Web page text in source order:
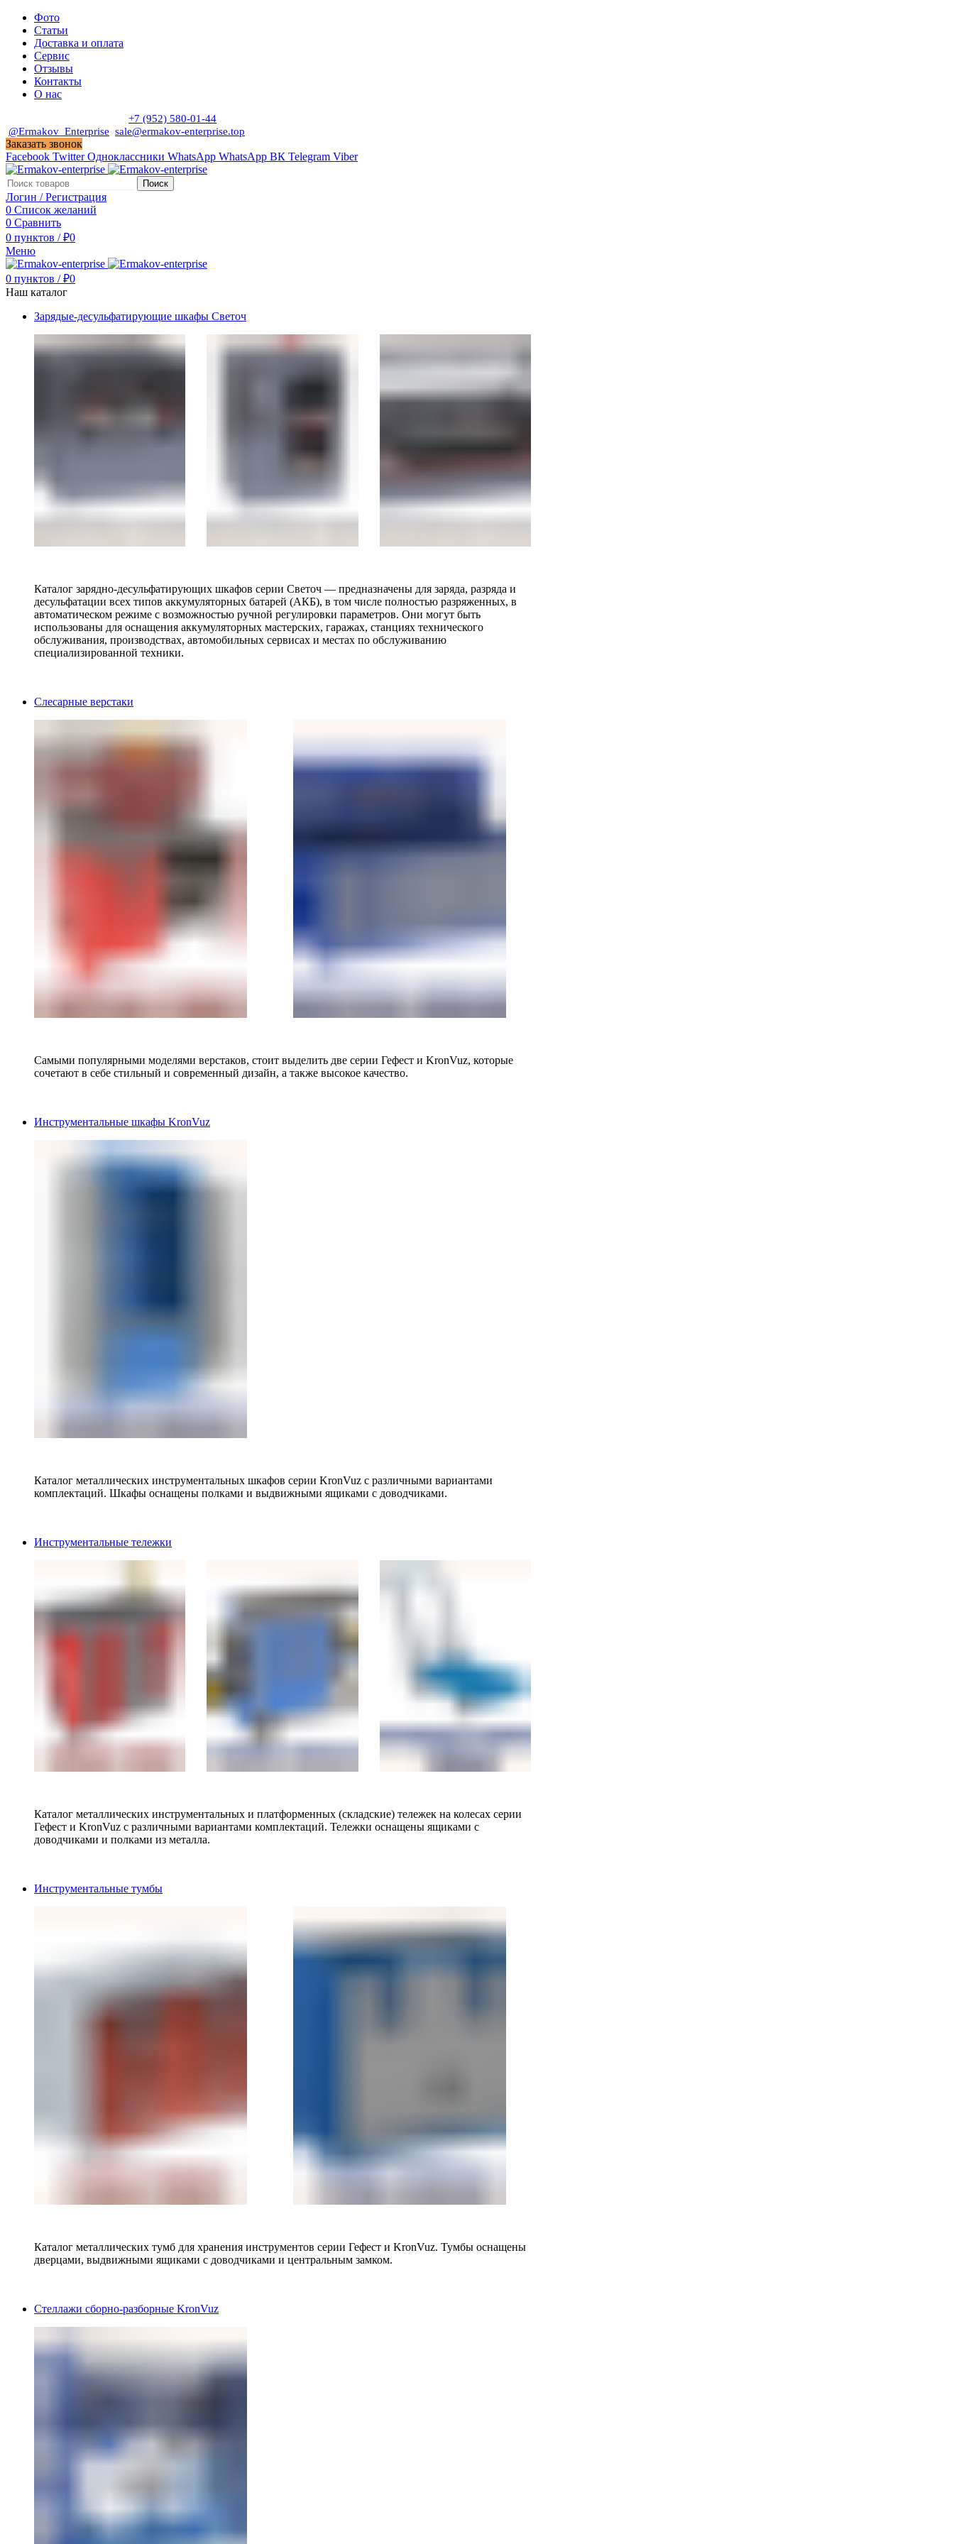
Фото
Статьи
Доставка и оплата
Сервис
Отзывы
Контакты
О нас
+7 (952) 580-01-44
@Ermakov_Enterprise sale@ermakov-enterprise.top
Заказать звонок
Facebook Twitter Одноклассники WhatsApp WhatsApp ВК Telegram Viber
Поиск
Логин / Регистрация
0 Список желаний
0 Сравнить
0 пунктов / ₽0
Меню
0 пунктов / ₽0
Наш каталог
Зарядые-десульфатирующие шкафы Светоч
Каталог зарядно-десульфатирующих шкафов серии Светоч — предназначены для заряда, разряда и
десульфатации всех типов аккумуляторных батарей (АКБ), в том числе полностью разряженных, в
автоматическом режиме с возможностью ручной регулировки параметров. Они могут быть
использованы для оснащения аккумуляторных мастерских, гаражах, станциях технического
обслуживания, производствах, автомобильных сервисах и местах по обслуживанию
специализированной техники.
Слесарные верстаки
Самыми популярными моделями верстаков, стоит выделить две серии Гефест и KronVuz, которые
сочетают в себе стильный и современный дизайн, а также высокое качество.
Инструментальные шкафы KronVuz
Каталог металлических инструментальных шкафов серии KronVuz с различными вариантами
комплектаций. Шкафы оснащены полками и выдвижными ящиками с доводчиками.
Инструментальные тележки
Каталог металлических инструментальных и платформенных (складские) тележек на колесах серии
Гефест и KronVuz с различными вариантами комплектаций. Тележки оснащены ящиками с
доводчиками и полками из металла.
Инструментальные тумбы
Каталог металлических тумб для хранения инструментов серии Гефест и KronVuz. Тумбы оснащены
дверцами, выдвижными ящиками с доводчиками и центральным замком.
Стеллажи сборно-разборные KronVuz